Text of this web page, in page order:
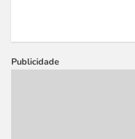
Publicidade